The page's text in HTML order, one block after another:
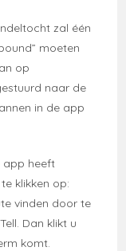
zal één
moeten
op
naar de
in de app
app heeft
klikken op:
vinden door te
Dan klikt u
komt.